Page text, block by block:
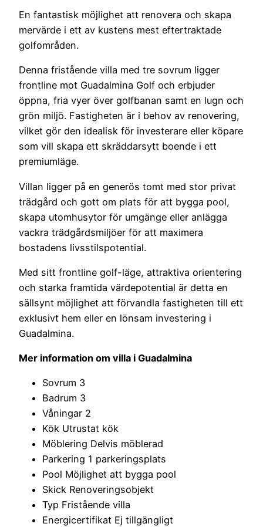
En fantastisk möjlighet att renovera och skapa
mervärde i ett av kustens mest eftertraktade
golfområden.
Denna fristående villa med tre sovrum ligger
frontline mot Guadalmina Golf och erbjuder
öppna, fria vyer över golfbanan samt en lugn och
grön miljö. Fastigheten är i behov av renovering,
vilket gör den idealisk för investerare eller köpare
som vill skapa ett skräddarsytt boende i ett
premiumläge.
Villan ligger på en generös tomt med stor privat
trädgård och gott om plats för att bygga pool,
skapa utomhusytor för umgänge eller anlägga
vackra trädgårdsmiljöer för att maximera
bostadens livsstilspotential.
Med sitt frontline golf-läge, attraktiva orientering
och starka framtida värdepotential är detta en
sällsynt möjlighet att förvandla fastigheten till ett
exklusivt hem eller en lönsam investering i
Guadalmina.
Mer information om villa i Guadalmina
Sovrum 3
Badrum 3
Våningar 2
Kök Utrustat kök
Möblering Delvis möblerad
Parkering 1 parkeringsplats
Pool Möjlighet att bygga pool
Skick Renoveringsobjekt
Typ Fristående villa
Energicertifikat Ej tillgängligt